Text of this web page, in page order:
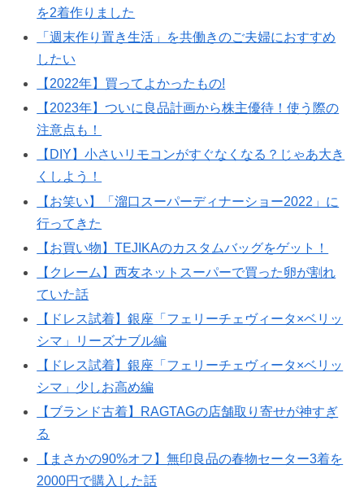
を2着作りました
「週末作り置き生活」を共働きのご夫婦におすすめ
したい
【2022年】買ってよかったもの!
【2023年】ついに良品計画から株主優待！使う際の
注意点も！
【DIY】小さいリモコンがすぐなくなる？じゃあ大き
くしよう！
【お笑い】「溜口スーパーディナーショー2022」に
行ってきた
【お買い物】TEJIKAのカスタムバッグをゲット！
【クレーム】西友ネットスーパーで買った卵が割れ
ていた話
【ドレス試着】銀座「フェリーチェヴィータ×ベリッ
シマ」リーズナブル編
【ドレス試着】銀座「フェリーチェヴィータ×ベリッ
シマ」少しお高め編
【ブランド古着】RAGTAGの店舗取り寄せが神すぎ
る
【まさかの90%オフ】無印良品の春物セーター3着を
2000円で購入した話